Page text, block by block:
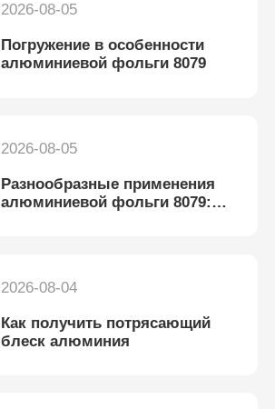
2026-08-05
Погружение в особенности
алюминиевой фольги 8079
2026-08-05
Разнообразные применения
алюминиевой фольги 8079:
2026-08-04
Как получить потрясающий
блеск алюминия